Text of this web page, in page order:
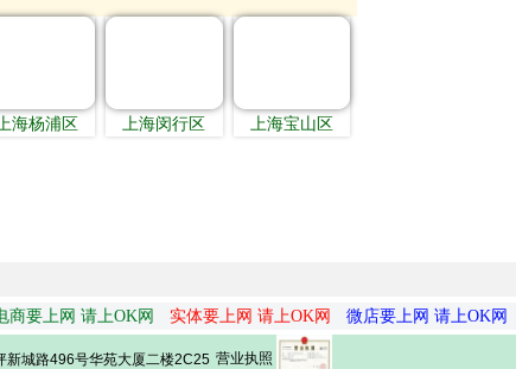
上海杨浦区 上海闵行区 上海宝山区
商要上网 请上OK网 实体要上网 请上OK网 微店要上网 请上OK网
新城路496号华苑大厦二楼2C25 营业执照